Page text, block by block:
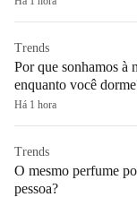
Trends
Por que sonhamos à
enquanto você
Há 1 hora
Trends
O mesmo perfume
pessoa?